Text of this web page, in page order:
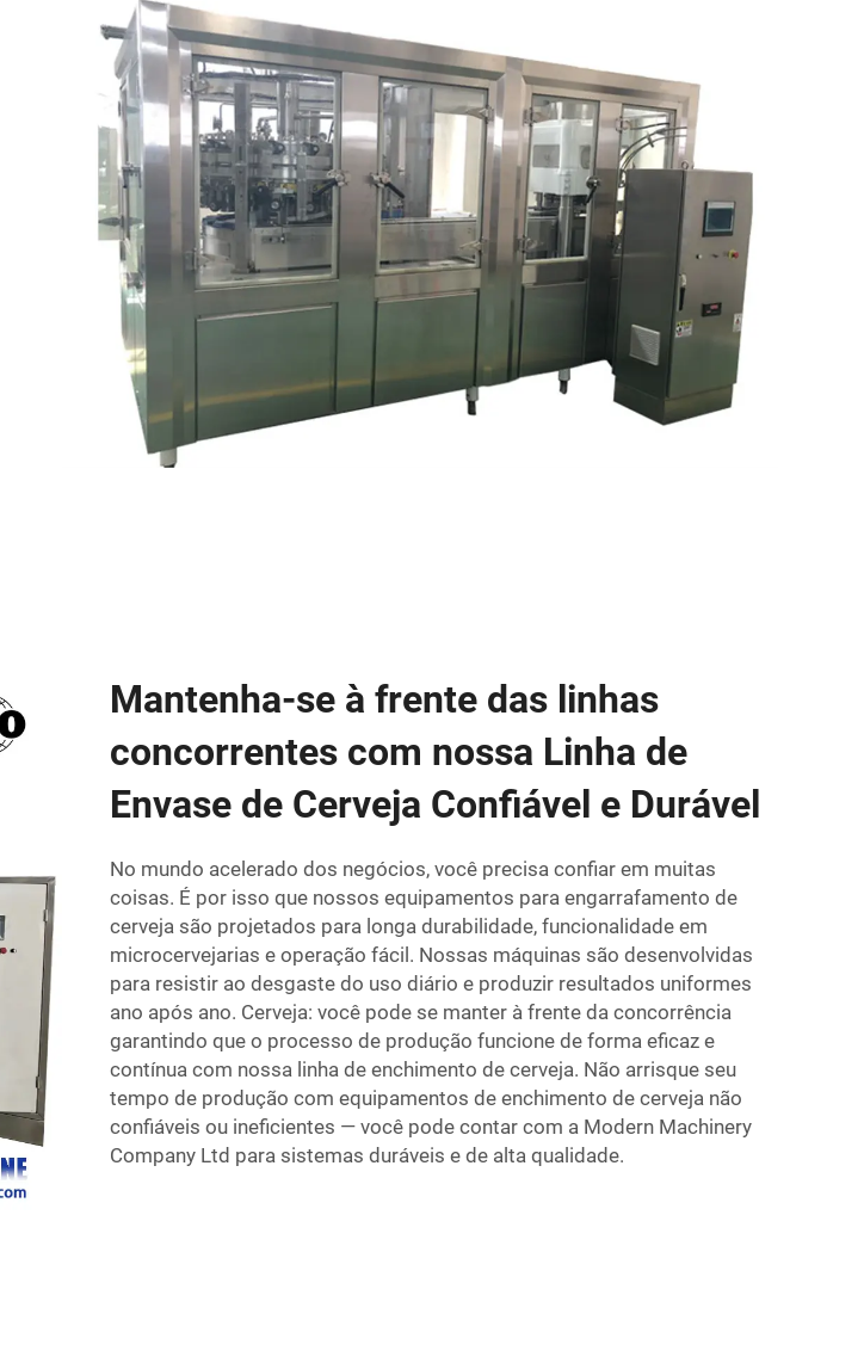
Mantenha-se à frente das linhas
concorrentes com nossa Linha de
Envase de Cerveja Confiável e Durável
No mundo acelerado dos negócios, você precisa confiar em muitas
coisas. É por isso que nossos equipamentos para engarrafamento de
cerveja são projetados para longa durabilidade, funcionalidade em
microcervejarias e operação fácil. Nossas máquinas são desenvolvidas
para resistir ao desgaste do uso diário e produzir resultados uniformes
ano após ano. Cerveja: você pode se manter à frente da concorrência
garantindo que o processo de produção funcione de forma eficaz e
contínua com nossa linha de enchimento de cerveja. Não arrisque seu
tempo de produção com equipamentos de enchimento de cerveja não
confiáveis ou ineficientes — você pode contar com a Modern Machinery
Company Ltd para sistemas duráveis e de alta qualidade.